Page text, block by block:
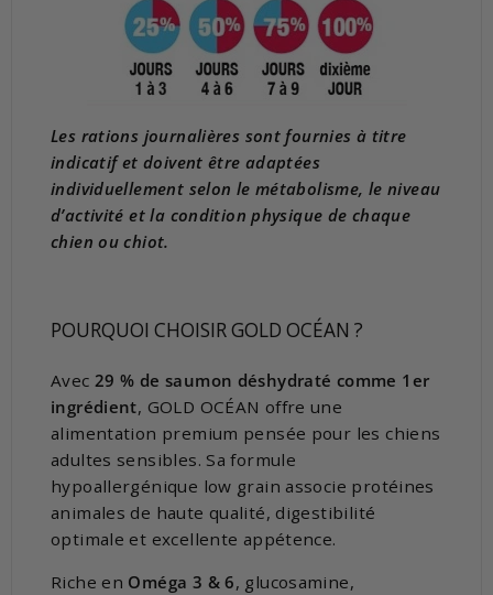
Les rations journalières sont fournies à titre
indicatif et doivent être adaptées
individuellement selon le métabolisme, le niveau
d’activité et la condition physique de chaque
chien ou chiot.
POURQUOI CHOISIR GOLD OCÉAN ?
Avec 29 % de saumon déshydraté comme 1er
ingrédient, GOLD OCÉAN offre une
alimentation premium pensée pour les chiens
adultes sensibles. Sa formule
hypoallergénique low grain associe protéines
animales de haute qualité, digestibilité
optimale et excellente appétence.
Riche en Oméga 3 & 6, glucosamine,